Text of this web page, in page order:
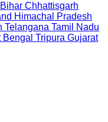
Bihar Chhattisgarh
Himachal Pradesh
Telangana Tamil Nadu
Bengal Tripura Gujarat